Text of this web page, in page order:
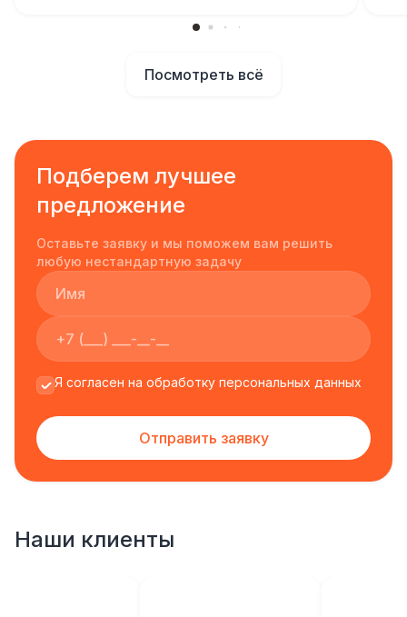
Посмотреть всё
Подберем лучшее
предложение
Оставьте заявку и мы поможем вам решить
любую нестандартную задачу
Я согласен на обработку персональных данных
Отправить заявку
Наши клиенты